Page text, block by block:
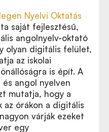
Nyelvi Oktatás
saját fejlesztésű,
angolnyelv-oktató
olyan digitális felület,
az iskolai
is épít. A
angol nyelven
mutatja, hogy a
az órákon a digitális
várják ezeket
egy